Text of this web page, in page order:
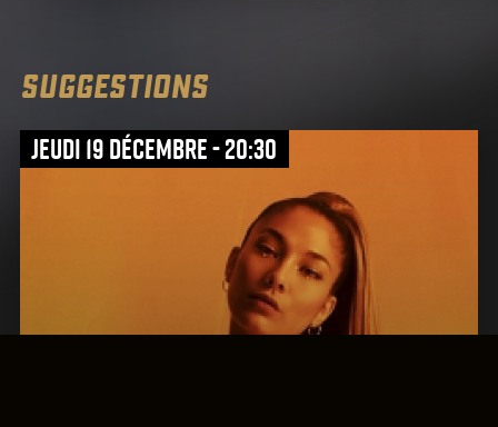
SUGGESTIONS
jeudi 19 décembre - 20:30